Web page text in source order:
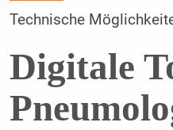
Technische
Digitale